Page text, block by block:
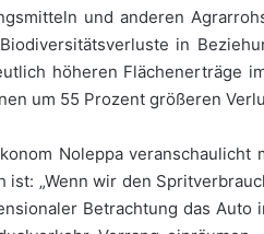
und anderen
in
höheren Flächenerträge
um 55 Prozent größeren
Noleppa
ist: „Wenn wir den
Betrachtung das